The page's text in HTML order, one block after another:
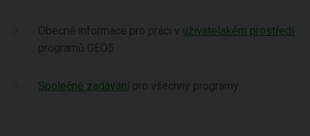
Obecné informace pro práci v uživatelském prostředí
programů GEO5
Společné zadávání pro všechny programy